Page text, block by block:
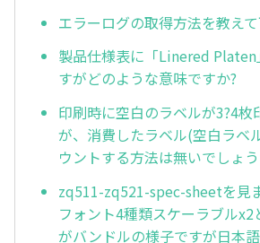
エラーログの取得方法を教え
製品仕様表に「Linered Platen
すがどのような意味ですか?
印刷時に空白のラベルが3?4枚
が、消費したラベル(空白ラベ
ウントする方法は無いでしょ
zq511-zq521-spec-sheetを見
フォント4種類スケーラブル
がバンドルの様子ですが日本語